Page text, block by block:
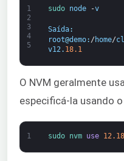
1
2
3
4
5
sudo node -v
Saída:
root@demo: / home/
v12. 18.1
O NVM geralmente
especificá-la usando o
1 sudo nvm use